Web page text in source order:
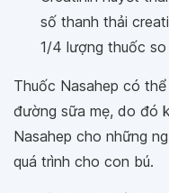
số thanh thải
1/4 lượng thuốc
Thuốc Nasahep có
đường sữa mẹ, do đó
Nasahep cho những
quá trình cho con bú.